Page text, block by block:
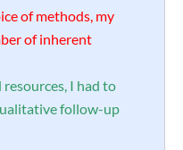
of methods, my
of inherent
I had to
follow-up